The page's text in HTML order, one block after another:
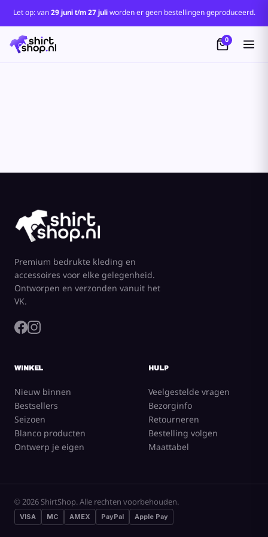
Let op: van29 juni t/m 27 juliworden er geen bestellingen geproduceerd.
0
Premium bedrukte kleding en
accessoires voor elke gelegenheid.
Ontworpen en verzonden vanuit het
VK.
WINKEL
Nieuw binnen
Bestsellers
Seizoen
Blanco producten
Ontwerp je eigen
HULP
Veelgestelde vragen
Bezorginfo
Retourneren
Bestelling volgen
Maattabel
© 2026 ShirtShop. Alle rechten voorbehouden.
VISA MC AMEX PayPal Apple Pay
Standaard
Price: Lowest First
Price: Highest First